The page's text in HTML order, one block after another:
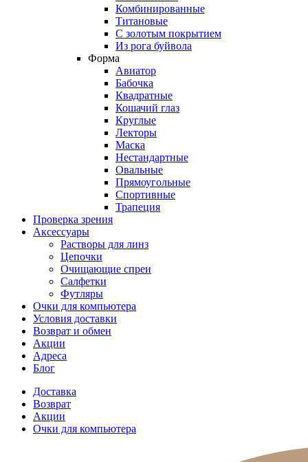
Комбинированные
Титановые
С золотым покрытием
Из рога буйвола
Форма
Авиатор
Бабочка
Квадратные
Кошачий глаз
Круглые
Лекторы
Маска
Нестандартные
Овальные
Прямоугольные
Спортивные
Трапеция
Проверка зрения
Аксессуары
Растворы для линз
Цепочки
Очищающие спреи
Салфетки
Футляры
Очки для компьютера
Условия доставки
Возврат и обмен
Акции
Адреса
Блог
Доставка
Возврат
Акции
Очки для компьютера